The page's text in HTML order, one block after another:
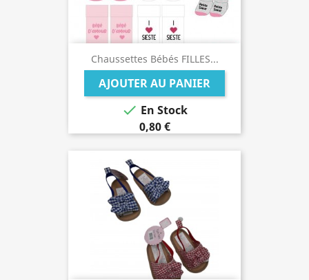
Chaussettes Bébés FILLES...
AJOUTER AU PANIER
 En Stock
0,80 €